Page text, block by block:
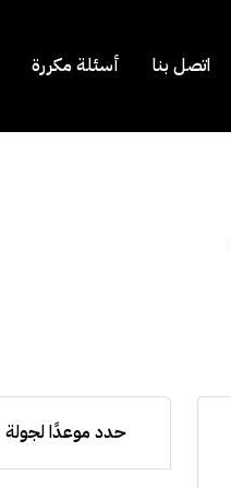
اتصل بنا أسئلة مكررة
حدد موعدًا لجولة